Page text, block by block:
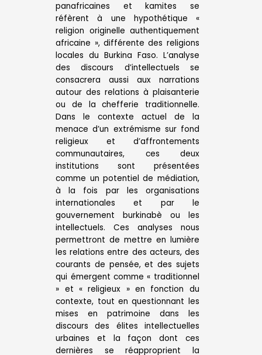
panafricaines et kamites se
réfèrent à une hypothétique «
religion originelle authentiquement
africaine », différente des religions
locales du Burkina Faso. L’analyse
des discours d’intellectuels se
consacrera aussi aux narrations
autour des relations à plaisanterie
ou de la chefferie traditionnelle.
Dans le contexte actuel de la
menace d’un extrémisme sur fond
religieux et d’affrontements
communautaires, ces deux
institutions sont présentées
comme un potentiel de médiation,
à la fois par les organisations
internationales et par le
gouvernement burkinabè ou les
intellectuels. Ces analyses nous
permettront de mettre en lumière
les relations entre des acteurs, des
courants de pensée, et des sujets
qui émergent comme « traditionnel
» et « religieux » en fonction du
contexte, tout en questionnant les
mises en patrimoine dans les
discours des élites intellectuelles
urbaines et la façon dont ces
dernières se réapproprient la